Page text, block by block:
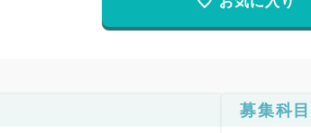
募集科目